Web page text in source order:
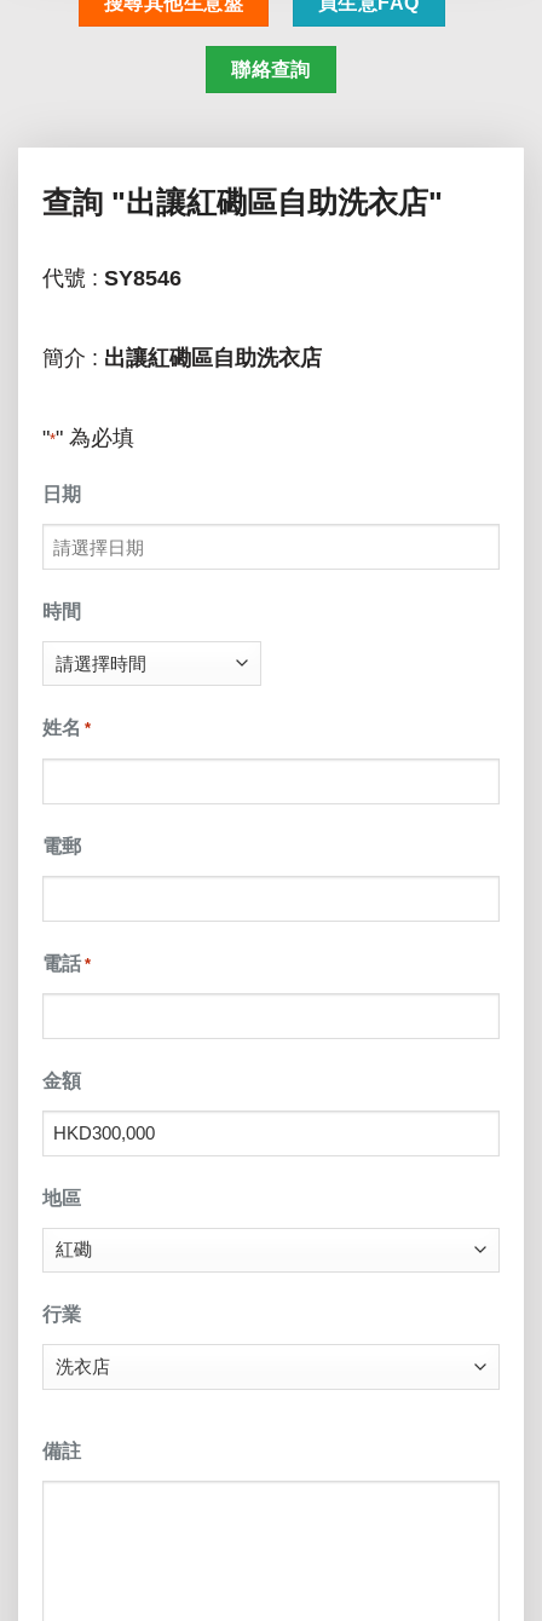
聯絡查詢
查詢 "出讓紅磡區自助洗衣店"
代號 : SY8546
簡介 : 出讓紅磡區自助洗衣店
"*" 為必填
日期
MM
slash
DD
YYYY
時間
姓名 *
電郵
電話 *
金額
地區
行業
備註